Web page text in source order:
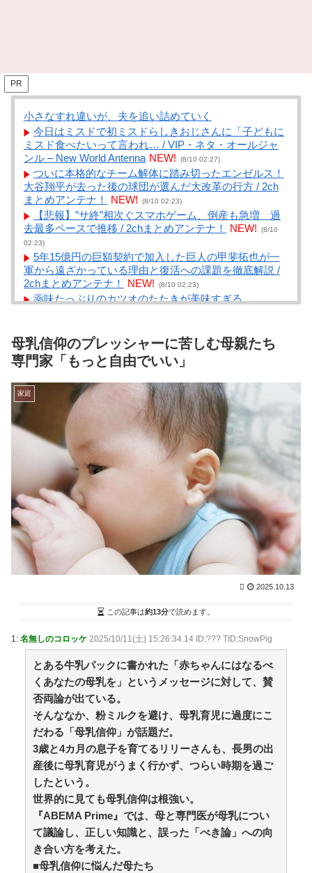
PR
小さなすれ違いが、夫を追い詰めていく
今日はミスドで初ミスドらしきおじさんに「子どもに
ミスド食べたいって言われ… / VIP・ネタ・オールジャ
ンル – New World Antenna NEW! (8/10 02:27)
ついに本格的なチーム解体に踏み切ったエンゼルス！
大谷翔平が去った後の球団が選んだ大改革の行方 / 2ch
まとめアンテナ！
NEW! (8/10 02:23)
【悲報】”サ終”相次ぐスマホゲーム、倒産も急増 過
去最多ペースで推移 / 2chまとめアンテナ！
NEW!
(8/10
02:23)
5年15億円の巨額契約で加入した巨人の甲斐拓也が一
軍から遠ざかっている理由と復活への課題を徹底解説 /
2chまとめアンテナ！
NEW! (8/10 02:23)
薬味たっぷりのカツオのたたきが美味すぎる
ちいかわ映画みた旦那がモモンガに対してイライラし
ててワロ / まとめるZ NEW! (8/10 02:04)
巣立ったら抜け殻になりそうです / まとめるZ
(8/10 02:04)
やる夫は供給源になるようです もこっち編 その９
/ まとめるZ
(8/10 02:04)
【教育】9割の親が「きちんと学校で教えてほしい」
も…日本で性教育が一向に進まない裏事情を元教師が指
摘 / まとめるZ NEW!
あの段ボールで宅急便カーを作ったけど入ってくれな
い【再】 / まとめるZ
(8/10 02:03)
【画像】北朝鮮のビアガール、えっちだった / NEWま
とめサイトアンテナ！
(8/10 02:01)
社長「陸上部作りたいんだけどやらん？」俺「嫌で
す」社長「活動時間は出勤扱いで手当出すよ？」俺
「…」 / NEWまとめサイトアンテナ！
(8/10 02:00)
【どゆこと？】カルピス「原液を5倍に希釈してくだ
江別リンチ犯「立って謝罪は本気じゃない」 裁判官
NEWまとめサイトアンテナ！ NEW! (8/10 02:00)
メンタルクリニックの選び方、相性について / NEWま
とめサイトアンテナ！ NEW! (8/10 01:57)
36歳の彼女と結婚したいのに、家族が猛反対。家族か
ら信じられない言葉が飛び出した… 他 / 2chnaviヘッド
ライン
(12/24 07:00)
“変われない私”が動き出す瞬間に出会う
【爆笑ｗ】バッグひったくりを試みた男、バイクを盗
られる！ / anaguro - 総合 NEW! (8/10 02:10)
【悲報】消費税減税に反対している自民党議員9人が
判明ｗｗｗｗｗｗ / anaguro - 総合 NEW!
海外「日本人はなんて気高いんだ！」 英高級紙も驚愕
した極限の中の日本人の姿に世界が衝撃 / anaguro - 総合
NEW!
(8/10 02:00)
母乳信仰のプレッシャーに苦しむ母親たち
専門家「もっと自由でいい」
家庭
2025.10.13
この記事は約13分で読めます。
1: 名無しのコロッケ 2025/10/11(土) 15:26:34.14 ID:??? TID:SnowPig
とある牛乳パックに書かれた「赤ちゃんにはなるべ
くあなたの母乳を」というメッセージに対して、賛
否両論が出ている。
そんななか、粉ミルクを避け、母乳育児に過度にこ
だわる「母乳信仰」が話題だ。
3歳と4カ月の息子を育てるリリーさんも、長男の出
産後に母乳育児がうまく行かず、つらい時期を過ご
したという。
世界的に見ても母乳信仰は根強い。
『ABEMA Prime』では、母と専門医が母乳につい
て議論し、正しい知識と、誤った「べき論」への向
き合い方を考えた。
■母乳信仰に悩んだ母たち